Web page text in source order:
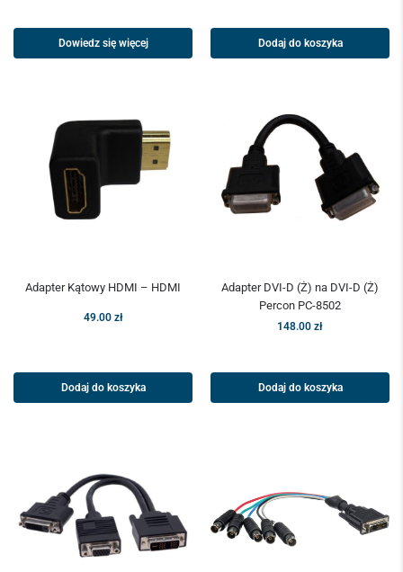
Dowiedz się więcej Dodaj do koszyka
Adapter Kątowy HDMI – HDMI
49.00 zł
Dodaj do koszyka
Adapter DVI-D (Ż) na DVI-D (Ż)
Percon PC-8502
148.00 zł
Dodaj do koszyka